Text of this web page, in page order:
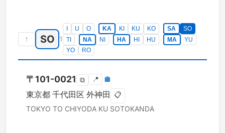
↑ SO 1
U O KA KI KU KO SA
SO
TI
NA NI HA HI HU MA
YU
YO
RO
〒 101-0021 ⧉ 📍 🏣
東京都 千代田区 外神田 📋
TOKYO TO CHIYODA KU SOTOKANDA